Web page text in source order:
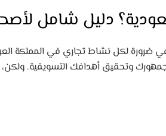
دليل شامل لأصحاب
ضرورة لكل نشاط تجاري في المملكة